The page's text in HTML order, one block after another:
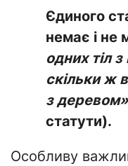
Єдиного
немає і
одних тіл
скільки ж
з деревом»
статути).
Особливу